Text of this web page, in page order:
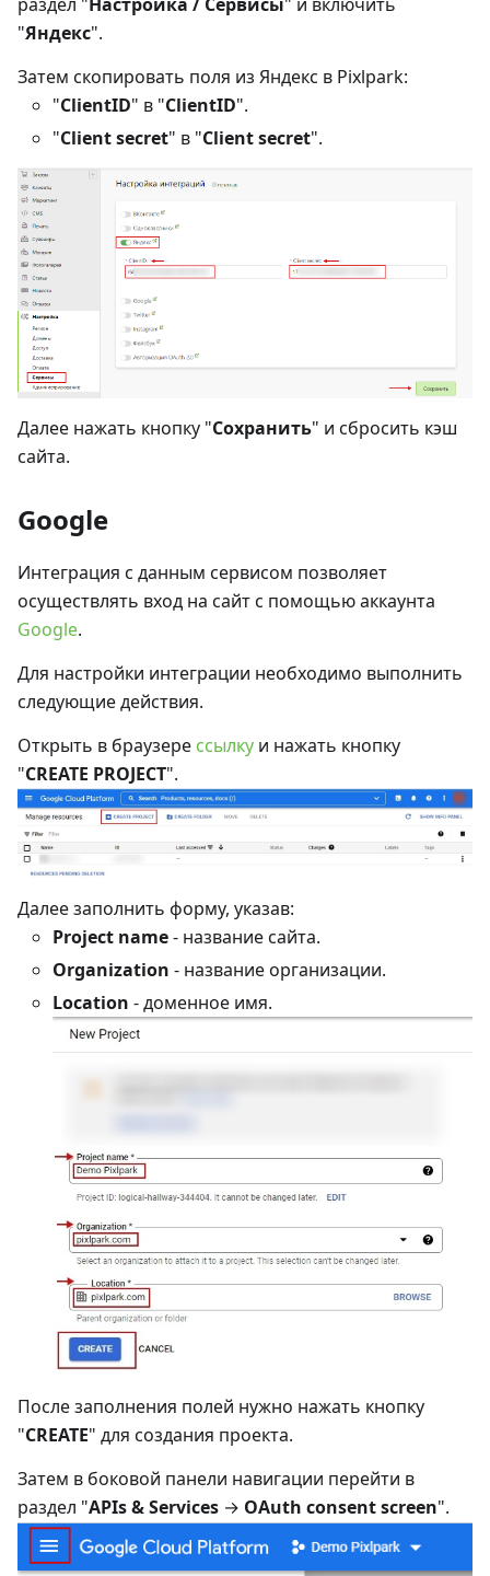
"Яндекс".
Затем скопировать поля из Яндекс в Pixlpark:
"ClientID" в "ClientID".
"Client secret" в "Client secret".
Далее нажать кнопку "Сохранить" и сбросить кэш
сайта.
Google
Интеграция с данным сервисом позволяет
осуществлять вход на сайт с помощью аккаунта
Google.
Для настройки интеграции необходимо выполнить
следующие действия.
Открыть в браузере ссылку и нажать кнопку
"CREATE PROJECT".
Далее заполнить форму, указав:
Project name- название сайта.
Organization - название организации.
Location - доменное имя.
После заполнения полей нужно нажать кнопку
"CREATE" для создания проекта.
Затем в боковой панели навигации перейти в
раздел "APIs & Services → OAuth consent screen".